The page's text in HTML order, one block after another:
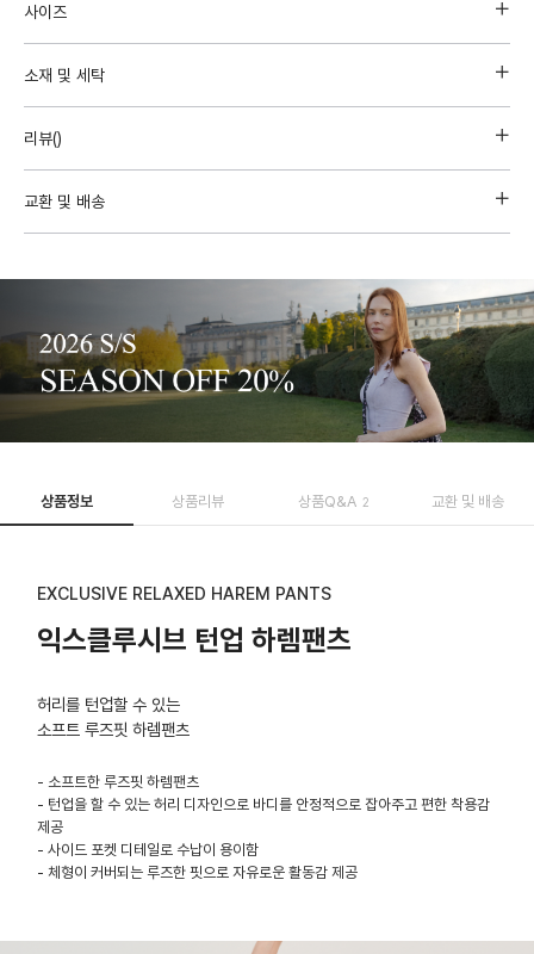
사이즈
소재 및 세탁
리뷰()
교환 및 배송
상품정보 상품리뷰 상품Q&A 2 교환 및 배송
EXCLUSIVE RELAXED HAREM PANTS
익스클루시브 턴업 하렘팬츠
허리를 턴업할 수 있는
소프트 루즈핏 하렘팬츠
- 소프트한 루즈핏 하렘팬츠
- 턴업을 할 수 있는 허리 디자인으로 바디를 안정적으로 잡아주고 편한 착용감
제공
- 사이드 포켓 디테일로 수납이 용이함
- 체형이 커버되는 루즈한 핏으로 자유로운 활동감 제공